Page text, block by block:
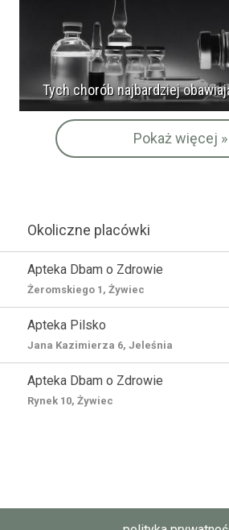
Tych chorób najbardziej
Pokaż więcej »
Okoliczne placówki
Apteka Dbam o Zdrowie
Żeromskiego 1, Żywiec
Apteka Pilsko
Jana Kazimierza 6, Jeleśnia
Apteka Dbam o Zdrowie
Rynek 10, Żywiec